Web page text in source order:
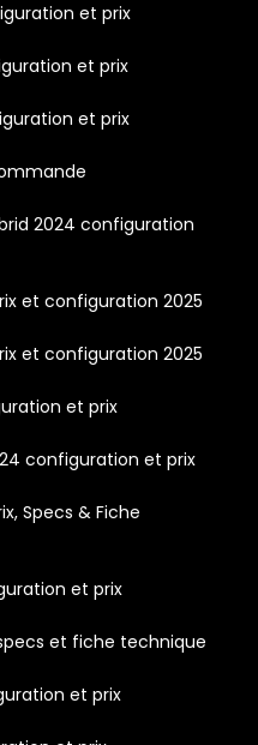
et prix
et prix
et prix
2024 configuration
et configuration 2025
et configuration 2025
et prix
configuration et prix
Specs & Fiche
et prix
et fiche technique
et prix